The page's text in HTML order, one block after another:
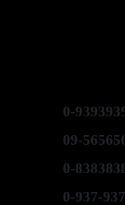
0-
09-
0-
0-937-